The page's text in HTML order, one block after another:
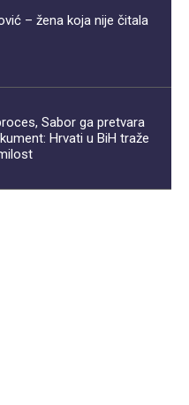
– žena koja nije čitala
Sabor ga pretvara
Hrvati u BiH traže